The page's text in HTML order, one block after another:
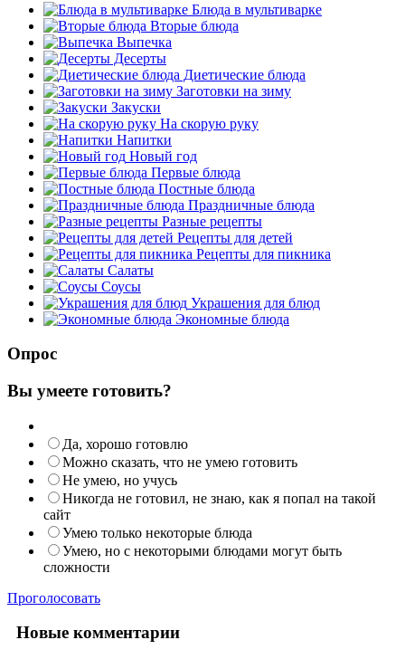
Блюда в мультиварке
Вторые блюда
Выпечка
Десерты
Диетические блюда
Заготовки на зиму
Закуски
На скорую руку
Напитки
Новый год
Первые блюда
Постные блюда
Праздничные блюда
Разные рецепты
Рецепты для детей
Рецепты для пикника
Салаты
Соусы
Украшения для блюд
Экономные блюда
Опрос
Вы умеете готовить?
Да, хорошо готовлю
Можно сказать, что не умею готовить
Не умею, но учусь
Никогда не готовил, не знаю, как я попал на такой
сайт
Умею только некоторые блюда
Умею, но с некоторыми блюдами могут быть
сложности
Проголосовать
Новые комментарии